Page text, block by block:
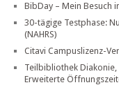
BibDay – Mein Besuch
30-tägige Testphase:
(NAHRS)
Citavi Campuslizenz-
Teilbibliothek
Erweiterte